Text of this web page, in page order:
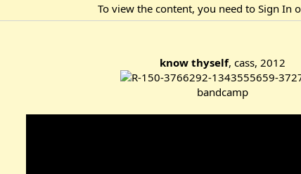
To view the content, you need toSign In
know thyself, cass, 2012
bandcamp